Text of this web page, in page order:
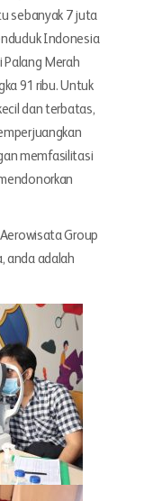
sebanyak 7 juta
Indonesia
Palang Merah
91 ribu. Untuk
dan terbatas,
memfasilitasi
Group
anda adalah